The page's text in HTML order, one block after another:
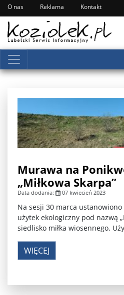
O nas Reklama Kontakt
Murawa na
„Miłkowa Skarpa”
Data dodania: 07 kwiecień 2023
Na sesji 30 marca
użytek ekologiczny pod nazwą
siedlisko miłka wiosennego.
WIĘCEJ